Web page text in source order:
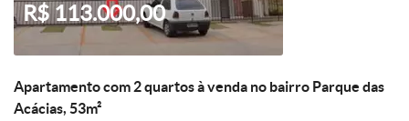
R$ 113.000,00
Apartamento com 2 quartos à venda no bairro Parque das
Acácias, 53m²